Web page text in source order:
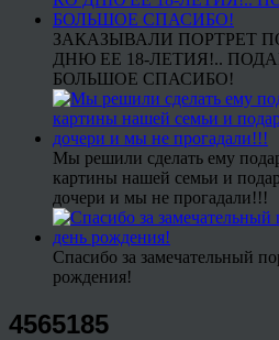
ЗАКАЗЫВАЛИ ПОРТРЕТ
ДНЮ ЕЕ 18-ЛЕТИЯ!..
БОЛЬШОЕ СПАСИБО!
Мы решили сделать ему
картины нашей семьи и
дочери и мы не прогадали!!!
Спасибо за замечательный
рождения!
4565185